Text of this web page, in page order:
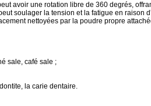
avoir une rotation libre de 360 degrés,
soulager la tension et la fatigue en raison
nettoyées par la poudre propre
sale, café sale ;
la carie dentaire.